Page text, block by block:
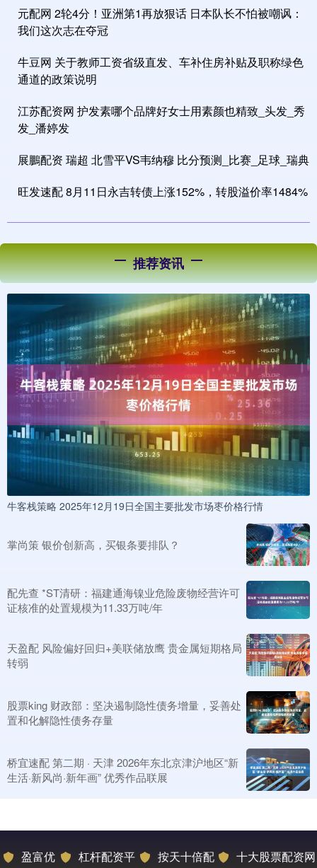
元配网 2轮4分！亚洲第1再放狠话 日本队长不怕被嘲讽：
我们这次志在夺冠
牛豆网 关于教师工资省级直发、车补住房补贴及职称绿色
通道的政策说明
江苏配资网 护发素哪个品牌好女士用素颜也精致_头发_秀
发_潘婷发
展鵬配资 瑞超 北雪平VS韦纳穆 比分预测_比赛_足球_瑞典
旺发速配 8月11日永吉转债上涨152%，转股溢价率1484%
推荐资讯
牛客栈策略 2025年12月19日全国主要批发市场枣价格行情
掌尚策 银价创新高，买银条要排队？
配先查 *ST清研：福建通海镍业危险废物经营许可
证核准的处置规模为11.33万吨/年
天盈配 风险偏好回归+美联储放鹰 贵金属短期格局
转弱
股票king 财政部：坚决遏制隐性债务增量，妥善处
置和化解隐性债务存量
桥宜速配 第二期 · 天津 2026年东北京津沪地区“新
生活·新风尚·新年画” 优秀作品联展
盈富优
杠杆配资平
按天十倍配
十大股票配资网